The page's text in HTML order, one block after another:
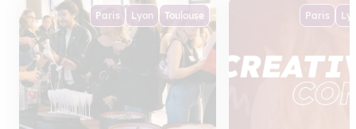
Paris Lyon Toulouse Paris